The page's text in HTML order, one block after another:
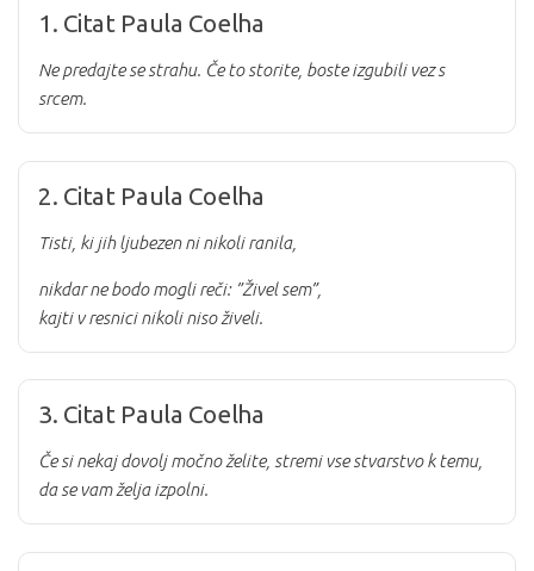
1. Citat Paula Coelha
Ne predajte se strahu. Če to storite, boste izgubili vez s
srcem.
2. Citat Paula Coelha
Tisti, ki jih ljubezen ni nikoli ranila,
nikdar ne bodo mogli reči: ”Živel sem”,
kajti v resnici nikoli niso živeli.
3. Citat Paula Coelha
Če si nekaj dovolj močno želite, stremi vse stvarstvo k temu,
da se vam želja izpolni.